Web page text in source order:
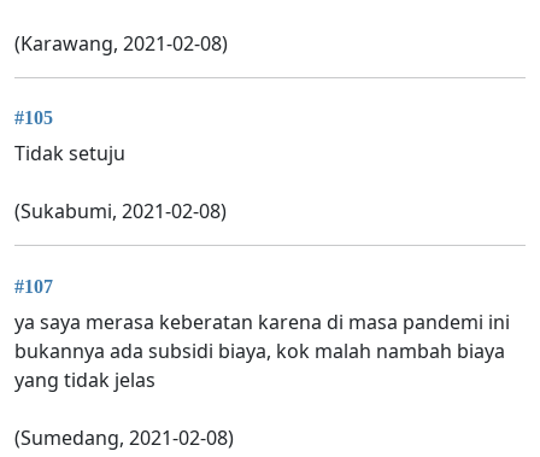
(Karawang, 2021-02-08)
#105
Tidak setuju
(Sukabumi, 2021-02-08)
#107
ya saya merasa keberatan karena di masa pandemi ini
bukannya ada subsidi biaya, kok malah nambah biaya
yang tidak jelas
(Sumedang, 2021-02-08)